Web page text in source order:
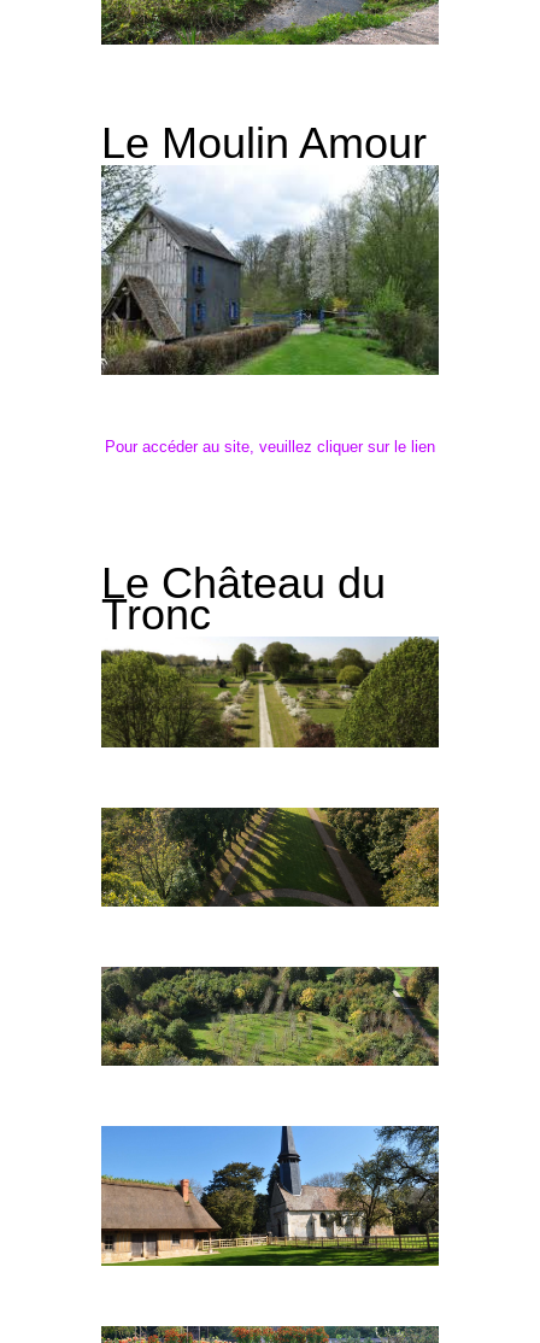
Le Moulin Amour
Pour accéder au site, veuillez cliquer sur le lien
Le Château du
Tronc